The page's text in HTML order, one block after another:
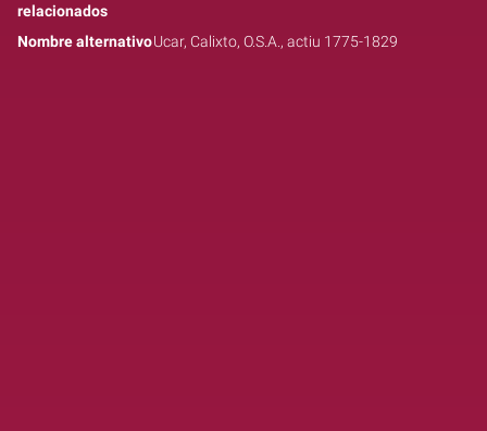
relacionados
Nombre alternativoUcar, Calixto, O.S.A., actiu 1775-1829